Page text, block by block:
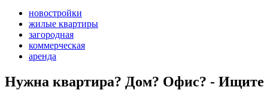
новостройки
жилые квартиры
загородная
коммерческая
аренда
Нужна квартира? Дом? Офис? - Ищите